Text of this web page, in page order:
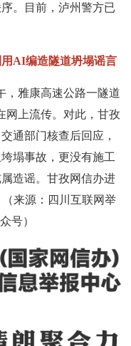
。目前，泸州警方已
AI编造隧道坍塌谣言
雅康高速公路一隧道
网上流传。对此，甘孜
通部门核查后回应，
塌事故，更没有施工
造谣。甘孜网信办进
来源：四川互联网举
号）